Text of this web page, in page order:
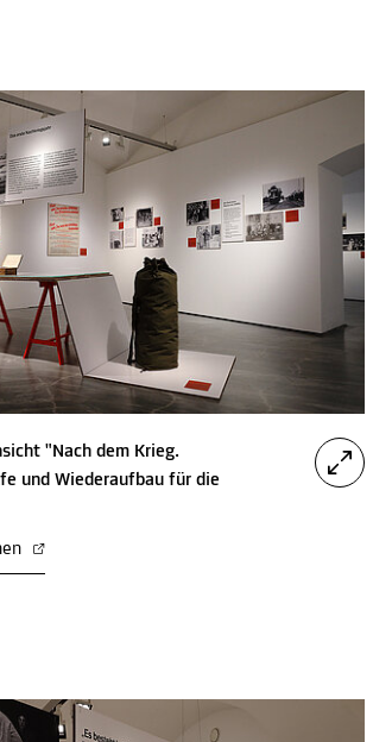
"Nach dem Krieg.
und Wiederaufbau für die